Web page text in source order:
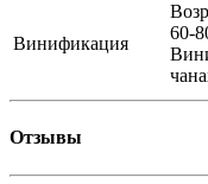
Винификация
60-
Отзывы